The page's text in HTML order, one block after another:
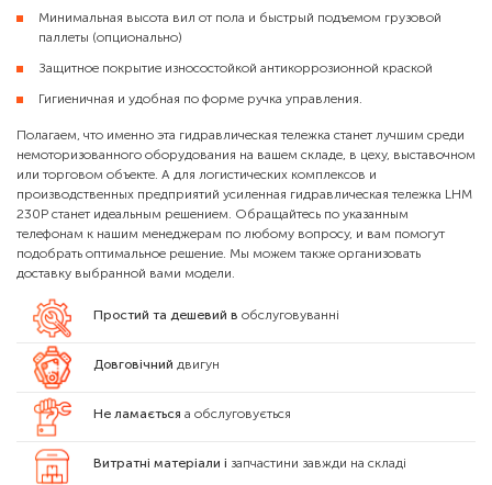
Минимальная высота вил от пола и быстрый подъемом грузовой
паллеты (опционально)
Защитное покрытие износостойкой антикоррозионной краской
Гигиеничная и удобная по форме ручка управления.
Полагаем, что именно эта гидравлическая тележка станет лучшим среди
немоторизованного оборудования на вашем складе, в цеху, выставочном
или торговом объекте. А для логистических комплексов и
производственных предприятий усиленная гидравлическая тележка LHM
230P станет идеальным решением. Обращайтесь по указанным
телефонам к нашим менеджерам по любому вопросу, и вам помогут
подобрать оптимальное решение. Мы можем также организовать
доставку выбранной вами модели.
Простий та дешевий в обслуговуванні
Довговічний двигун
Не ламається а обслуговується
Витратні матеріали і запчастини завжди на складі